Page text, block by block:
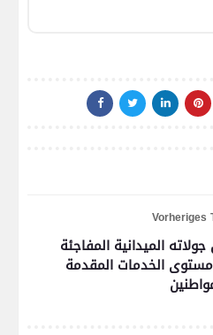
Vorheriges
الميدانية المفاجئة
الخدمات المقدمة